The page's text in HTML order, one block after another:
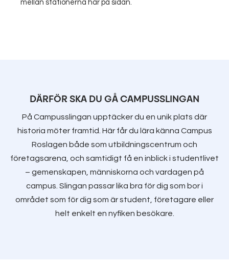
mellan stationerna här på sidan.
DÄRFÖR SKA DU GÅ CAMPUSSLINGAN
På Campusslingan upptäcker du en unik plats där
historia möter framtid. Här får du lära känna Campus
Roslagen både som utbildningscentrum och
företagsarena, och samtidigt få en inblick i studentlivet
– gemenskapen, människorna och vardagen på
campus. Slingan passar lika bra för dig som bor i
området som för dig som är student, företagare eller
helt enkelt en nyfiken besökare.